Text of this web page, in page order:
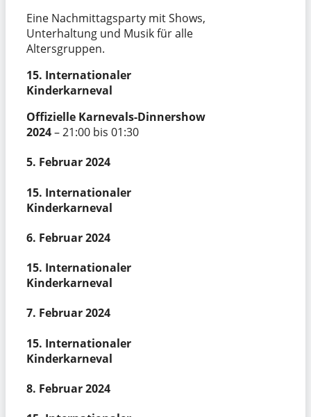
Eine Nachmittagsparty mit Shows,
Unterhaltung und Musik für alle
Altersgruppen.
15. Internationaler
Kinderkarneval
Offizielle Karnevals-Dinnershow
2024– 21:00 bis 01:30
5. Februar 2024
15. Internationaler
Kinderkarneval
6. Februar 2024
15. Internationaler
Kinderkarneval
7. Februar 2024
15. Internationaler
Kinderkarneval
8. Februar 2024